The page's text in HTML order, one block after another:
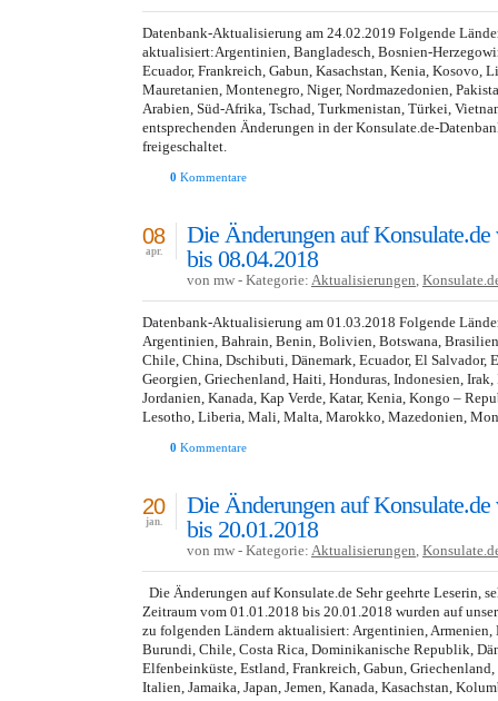
Datenbank-Aktualisierung am 24.02.2019 Folgende
aktualisiert:Argentinien, Bangladesch, Bosnien-
Ecuador, Frankreich, Gabun, Kasachstan, Kenia, Kosovo,
Mauretanien, Montenegro, Niger, Nordmazedonien,
Arabien, Süd-Afrika, Tschad, Turkmenistan, Türkei,
entsprechenden Änderungen in der Konsulate.de-
freigeschaltet.
0 Kommentare
Die Änderungen auf
bis 08.04.2018
08
apr.
von mw - Kategorie: Aktualisierungen,
Datenbank-Aktualisierung am 01.03.2018 Folgende
Argentinien, Bahrain, Benin, Bolivien, Botswana,
Chile, China, Dschibuti, Dänemark, Ecuador, El Salvador,
Georgien, Griechenland, Haiti, Honduras, Indonesien,
Jordanien, Kanada, Kap Verde, Katar, Kenia, Kongo –
Lesotho, Liberia, Mali, Malta, Marokko, Mazedonien,
0 Kommentare
Die Änderungen auf
bis 20.01.2018
20
jan.
von mw - Kategorie: Aktualisierungen,
Die Änderungen auf Konsulate.de Sehr geehrte Leserin,
Zeitraum vom 01.01.2018 bis 20.01.2018 wurden auf
zu folgenden Ländern aktualisiert: Argentinien,
Burundi, Chile, Costa Rica, Dominikanische Republik,
Elfenbeinküste, Estland, Frankreich, Gabun,
Italien, Jamaika, Japan, Jemen, Kanada, Kasachstan,